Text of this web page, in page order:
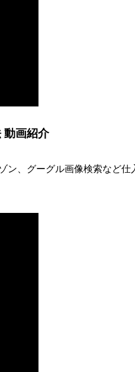
動画紹介
、グーグル画像検索など